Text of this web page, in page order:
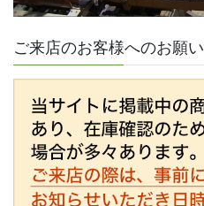
ご来店のお客様へのお願い